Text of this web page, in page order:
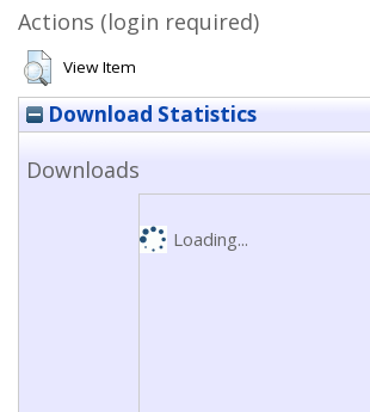
Actions (login required)
View Item
Download Statistics
Downloads
Loading...